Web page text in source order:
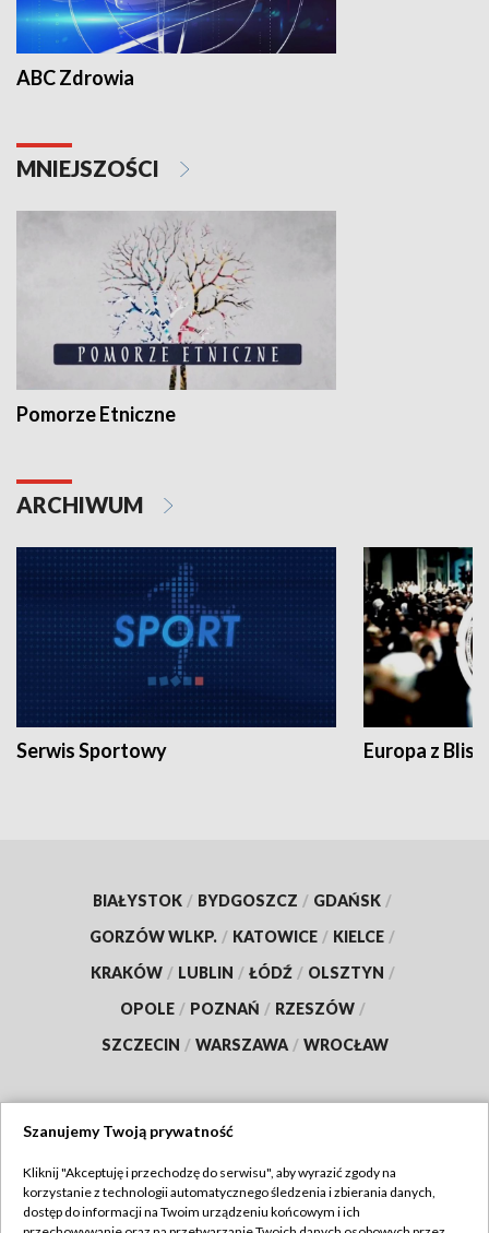
ABC Zdrowia
MNIEJSZOŚCI
Pomorze Etniczne
ARCHIWUM
Serwis Sportowy Europa z
BIAŁYSTOK / BYDGOSZCZ / GDAŃSK /
GORZÓW WLKP. / KATOWICE / KIELCE /
KRAKÓW / LUBLIN / ŁÓDŹ / OLSZTYN /
OPOLE / POZNAŃ / RZESZÓW /
SZCZECIN / WARSZAWA / WROCŁAW
TVP
Szanujemy Twoją prywatność
Kliknij "Akceptuję i przechodzę do serwisu", aby wyrazić zgody na
korzystanie z technologii automatycznego śledzenia i zbierania danych,
dostęp do informacji na Twoim urządzeniu końcowym i ich